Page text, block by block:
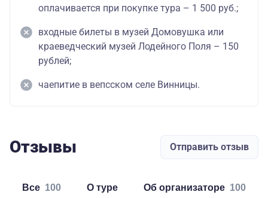
оплачивается при покупке тура – 1 500 руб.;
входные билеты в музей Домовушка или
краеведческий музей Лодейного Поля – 150
рублей;
чаепитие в вепсском селе Винницы.
Отзывы Отправить отзыв
Все 100 о туре об организаторе 100